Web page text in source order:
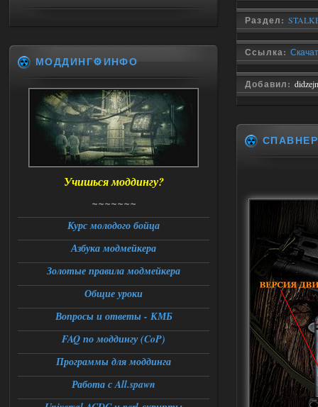
Раздел:
Ссылка:
Добавил:
СПАВНЕР
Ответить ➤
06.08.2026
Universal Teleport v2.0
DEDULYA-1967
Доступно только для пользователей
Ответить ➤
Universal Teleport v2.0
12:26
Stalker-Mods-Clan-su
Ответить ➤
Universal Teleport v2.0
DEDULYA-1967
МОДДИНГ⚙️ИНФО
Учишься моддингу?
~~~~~~~
Курс молодого бойца
Азбука модмейкера
Золотые правила модмейкера
Общие уроки
Вопросы и ответы - КМБ
FAQ по моддингу (CoP)
Программы для моддинга
Работа с All.spawn